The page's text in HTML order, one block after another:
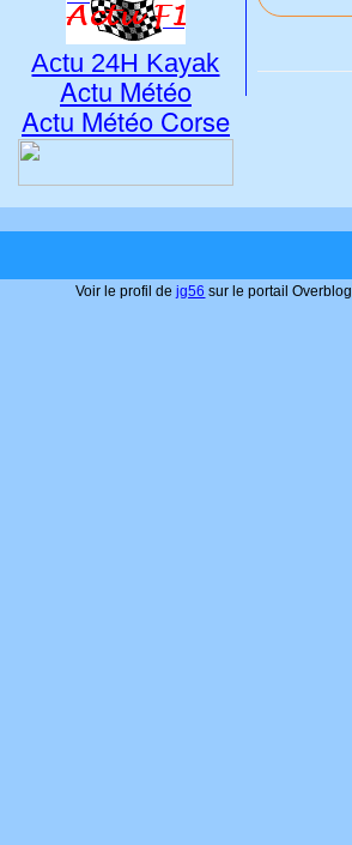
Actu 24H Kayak
Actu Météo
Actu Météo Corse
Voir le profil dejg56 sur le portail Overblog